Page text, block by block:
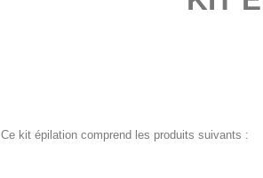
Ce kit épilation comprend les produits suivants :